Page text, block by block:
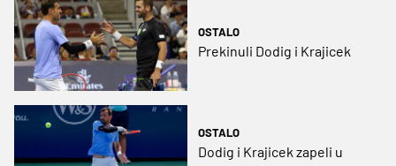
OSTALO
Prekinuli Dodig i Krajicek
OSTALO
Dodig i Krajicek zapeli u